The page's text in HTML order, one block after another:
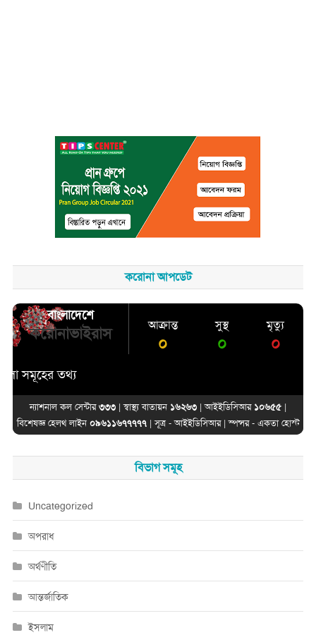
করোনা আপডেট
বাংলাদেশে
করোনাভাইরাস আক্রান্ত
০
সুস্থ
০
মৃত্যু
০
তথ্য
ন্যাশনাল কল সেন্টার৩৩৩ | স্বাস্থ্য বাতায়ন ১৬২৬৩ | আইইডিসিআর ১০৬৫৫|
বিশেষজ্ঞ হেলথ লাইন ০৯৬১১৬৭৭৭৭৭| সূত্র -আইইডিসিআর| স্পন্সর - একতা হোস্ট
বিভাগ সমূহ
Uncategorized
অপরাধ
অর্থণীতি
আন্তর্জাতিক
ইসলাম